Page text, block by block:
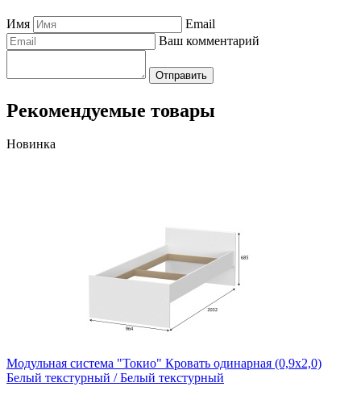
Имя
Email
Ваш комментарий
Отправить
Рекомендуемые товары
Новинка
Модульная система "Токио" Кровать одинарная (0,9х2,0)
Белый текстурный / Белый текстурный